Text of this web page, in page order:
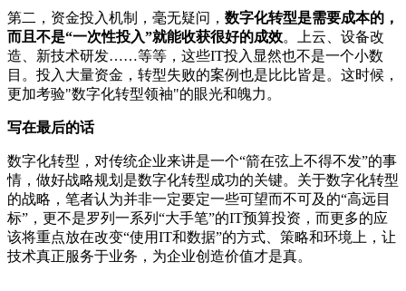
第二，资金投入机制，毫无疑问， 数字化转型是需要成本的，
而且不是“一次性投入”就能收获很好的成效。上云、设备改
造、新技术研发……等等，这些IT投入显然也不是一个小数
目。投入大量资金，转型失败的案例也是比比皆是。这时候，
更加考验"数字化转型领袖"的眼光和魄力。
写在最后的话
数字化转型，对传统企业来讲是一个“箭在弦上不得不发”的事
情，做好战略规划是数字化转型成功的关键。关于数字化转型
的战略，笔者认为并非一定要定一些可望而不可及的“高远目
标”，更不是罗列一系列“大手笔”的IT预算投资，而更多的应
该将重点放在改变“使用IT和数据”的方式、策略和环境上，让
技术真正服务于业务，为企业创造价值才是真。